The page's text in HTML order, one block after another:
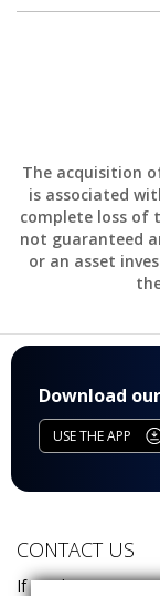
The acquisition
is associated
complete loss of
not guaranteed
or an asset
CONTACT US
If you have any
Download
USE THE APP